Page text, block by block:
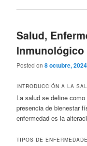
Salud,
Inmunológico
Posted on8 octubre, 2024
INTRODUCCIÓN A LA
La salud se define
presencia de bienestar
enfermedad es la
TIPOS DE